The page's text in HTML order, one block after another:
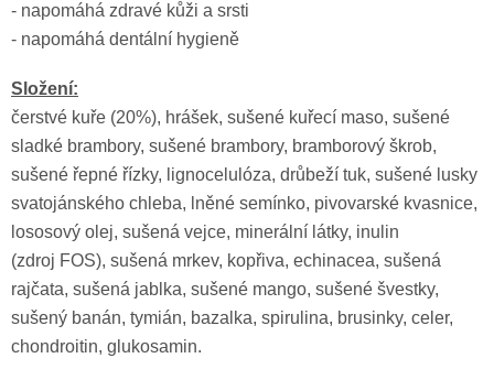
- napomáhá zdravé kůži a srsti
- napomáhá dentální hygieně
Složení:
čerstvé kuře (20%), hrášek, sušené kuřecí maso, sušené
sladké brambory, sušené brambory, bramborový škrob,
sušené řepné řízky, lignocelulóza, drůbeží tuk, sušené lusky
svatojánského chleba, lněné semínko, pivovarské kvasnice,
lososový olej, sušená vejce, minerální látky, inulin
(zdroj FOS), sušená mrkev, kopřiva, echinacea, sušená
rajčata, sušená jablka, sušené mango, sušené švestky,
sušený banán, tymián, bazalka, spirulina, brusinky, celer,
chondroitin, glukosamin.